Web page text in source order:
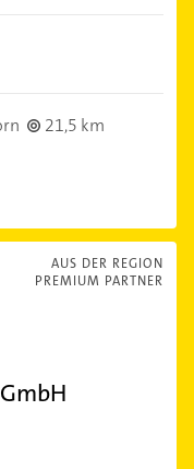
21,5 km
AUS DER REGION
PREMIUM PARTNER